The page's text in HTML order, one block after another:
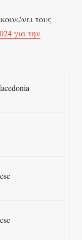
τους
για την